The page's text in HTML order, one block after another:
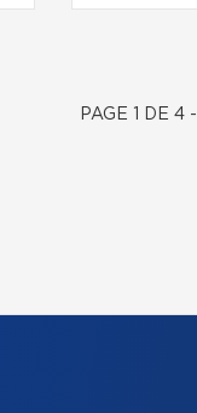
PAGE 1 DE 4